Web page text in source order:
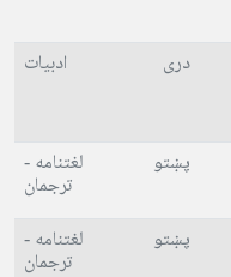
دری ادبیات
پښتو لغتنامه -
ترجمان
پښتو لغتنامه -
ترجمان